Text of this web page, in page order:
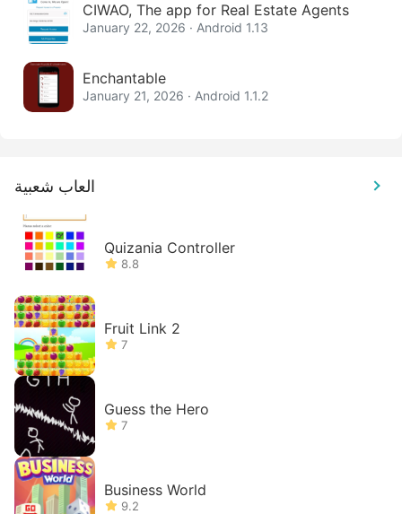
CIWAO, The app for Real Estate Agents
January 22, 2026 · Android 1.13
Enchantable
January 21, 2026 · Android 1.1.2
العاب شعبية
Quizania Controller
8.8
Fruit Link 2
7
Guess the Hero
7
Business World
9.2